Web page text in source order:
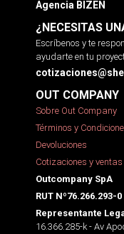
Agencia BIZEN
¿NECESITAS
Escríbenos y te
ayudarte en tu
OUT COMPANY
Sobre Out Company
Términos y
Devoluciones
Cotizaciones y
Outcompany SpA
RUT Nº76.266.293-0
Representante
16.366.285-k - Av